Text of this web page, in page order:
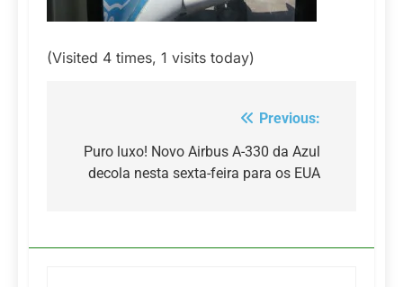
(Visited 4 times, 1 visits today)
de
Previous:
Puro luxo! Novo Airbus A-330 da Azul
decola nesta sexta-feira para os EUA